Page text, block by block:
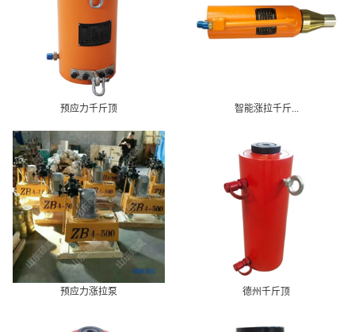
预应力千斤顶 智能涨拉千斤...
预应力涨拉泵 德州千斤顶